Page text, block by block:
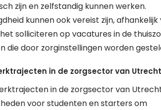
zijn en zelfstandig kunnen werken.
kunnen ook vereist zijn, afhankelijk
solliciteren op vacatures in de
die door zorginstellingen worden
in de zorgsector van
in de zorgsector van
voor studenten en starters om